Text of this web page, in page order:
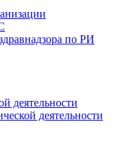
по РИ
деятельности
деятельности